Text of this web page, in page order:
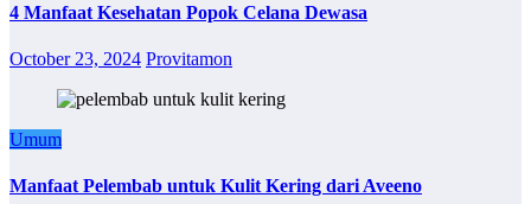
4 Manfaat Kesehatan Popok Celana Dewasa
October 23, 2024 Provitamon
Umum
Manfaat Pelembab untuk Kulit Kering dari Aveeno